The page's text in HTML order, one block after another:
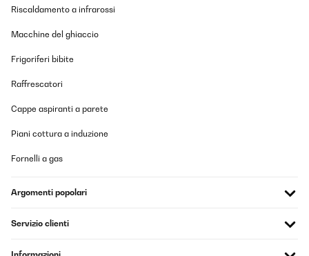
Riscaldamento a infrarossi
Macchine del ghiaccio
Frigoriferi bibite
Raffrescatori
Cappe aspiranti a parete
Piani cottura a induzione
Fornelli a gas
Argomenti popolari
Servizio clienti